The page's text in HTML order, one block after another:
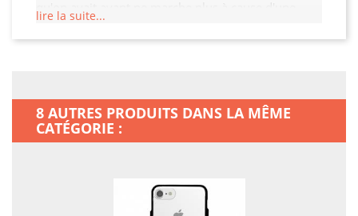
chute, c'est contrariant. Et évidemment, en plus de
la perte strictement matérielle, il y aura des
efficace. Vous pourrez garder votre Iphone 6 / 6s
beaucoup plus longtemps, si vous songez à utiliser
cette coque transparente en silicone Tpu ! Vous
moment, à l'abri de ce qui pourrait l'abîmer.
lire la suite...
8 AUTRES PRODUITS DANS LA MÊME
CATÉGORIE :